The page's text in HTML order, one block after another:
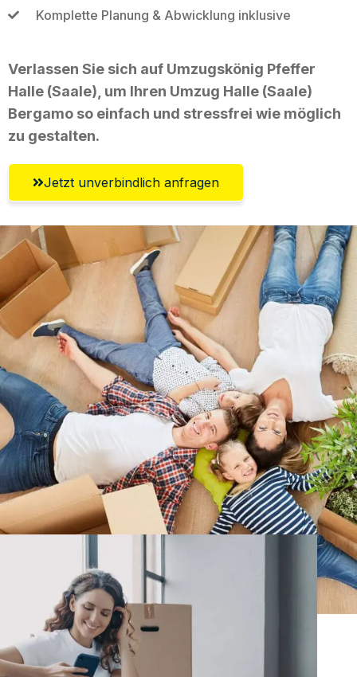
Komplette Planung & Abwicklung inklusive
Verlassen Sie sich auf Umzugskönig Pfeffer
Halle (Saale), um Ihren Umzug Halle (Saale)
Bergamo so einfach und stressfrei wie möglich
zu gestalten.
Jetzt unverbindlich anfragen